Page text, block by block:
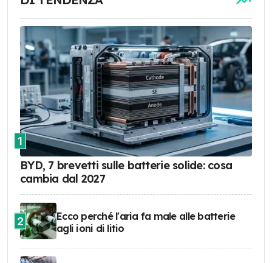
1
BYD, 7 brevetti sulle batterie solide: cosa
cambia dal 2027
2
Ecco perché l'aria fa male alle batterie
agli ioni di litio